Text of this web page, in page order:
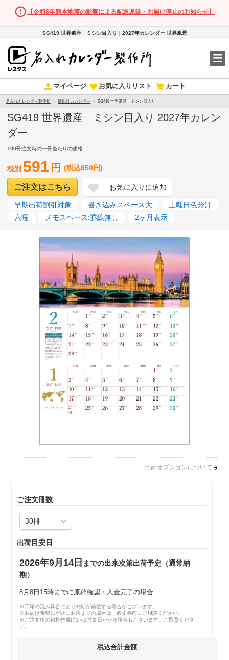
【令和8年熊本地震の影響による配送遅延・お届け停止のお知らせ】
SG419 世界遺産 ミシン目入り｜2027年カレンダー 世界風景
マイページ お気に入りリスト カート
名入れカレンダー製作所 壁掛けカレンダー SG419 世界遺産 ミシン目入り
SG419 世界遺産 ミシン目入り 2027年カレン
ダー
100冊注文時の一冊当たりの価格
税別 591 円 (税込650円)
ご注文はこちら お気に入りに追加
早期出荷割引対象 書き込みスペース大
土曜日色分け
六曜
メモスペース:罫線無し 2ヶ月表示
出荷オプションについて
ご注文冊数
出荷目安日
2026年9月14日 までの出来次第出荷予定（通常納
期）
8月8日15時までに原稿確認・入金完了の場合
※工場の混み具合により納期が前後する場合がございます。
※お届け希望日が既にお決まりの場合は、必ず事前にご相談ください。
※ご注文後の初校作成に1～2営業日かかる場合もございます。ご留意くださ
い。
税込合計金額